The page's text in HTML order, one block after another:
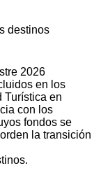
destinos
2026
en los
Turística en
con los
fondos se
la transición